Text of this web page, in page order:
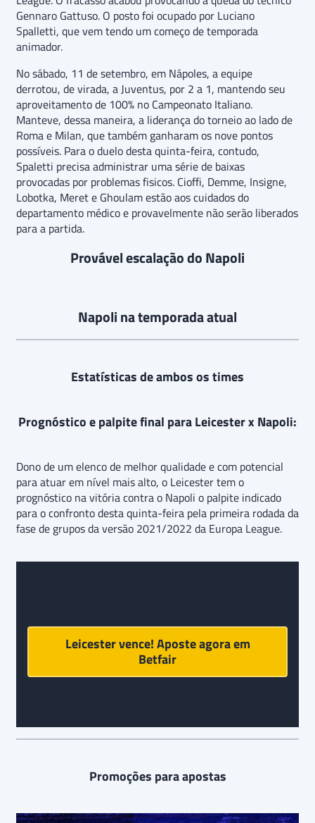
Gennaro Gattuso. O posto foi ocupado por Luciano
Spalletti, que vem tendo um começo de temporada
animador.
No sábado, 11 de setembro, em Nápoles, a equipe
derrotou, de virada, a Juventus, por 2 a 1, mantendo seu
aproveitamento de 100% no Campeonato Italiano.
Manteve, dessa maneira, a liderança do torneio ao lado de
Roma e Milan, que também ganharam os nove pontos
possíveis. Para o duelo desta quinta-feira, contudo,
Spaletti precisa administrar uma série de baixas
provocadas por problemas fisicos. Cioffi, Demme, Insigne,
Lobotka, Meret e Ghoulam estão aos cuidados do
departamento médico e provavelmente não serão liberados
para a partida.
Provável escalação do Napoli
Napoli na temporada atual
Estatísticas de ambos os times
Prognóstico e palpite final para Leicester x Napoli:
Dono de um elenco de melhor qualidade e com potencial
para atuar em nível mais alto, o Leicester tem o
prognóstico na vitória contra o Napoli o palpite indicado
para o confronto desta quinta-feira pela primeira rodada da
fase de grupos da versão 2021/2022 da Europa League.
Leicester vence! Aposte agora em
Betfair
Promoções para apostas